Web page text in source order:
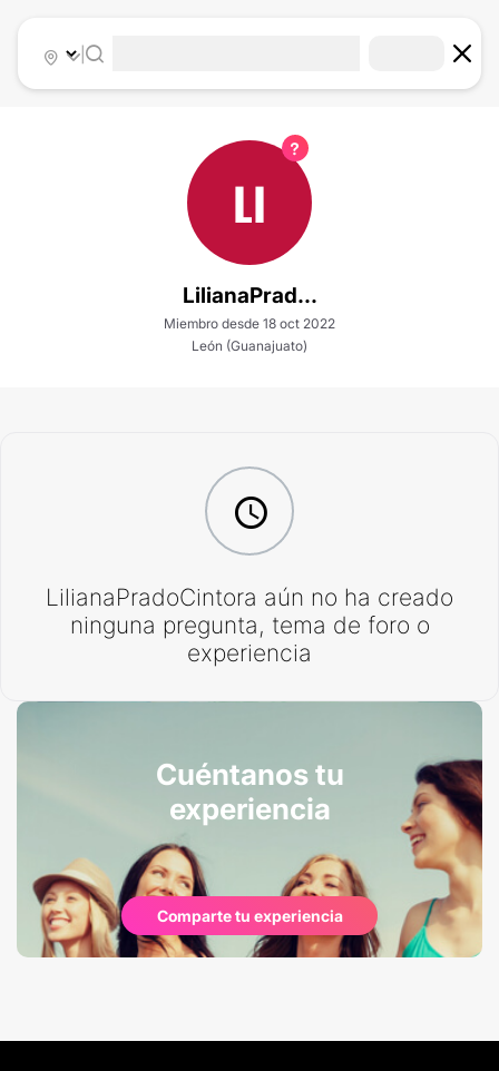
|
LI
LilianaPrad...
Miembro desde 18 oct 2022
León (Guanajuato)
LilianaPradoCintora aún no ha creado
ninguna pregunta, tema de foro o
experiencia
Cuéntanos tu
experiencia
Comparte tu experiencia